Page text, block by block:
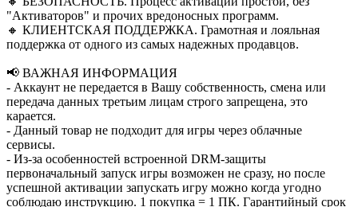
"Активаторов" и прочих вредоносных программ.
🔸 КЛИЕНТСКАЯ ПОДДЕРЖКА. Грамотная и лояльная
поддержка от одного из самых надежных продавцов.
📢 ВАЖНАЯ ИНФОРМАЦИЯ
- Аккаунт не передается в Вашу собственность, смена или
передача данных третьим лицам строго запрещена, это
карается.
- Данный товар не подходит для игры через облачные
сервисы.
- Из-за особенностей встроенной DRM-защиты
первоначальный запуск игры возможен не сразу, но после
успешной активации запускать игру можно когда угодно
соблюдаю инструкцию. 1 покупка = 1 ПК. Гарантийный срок